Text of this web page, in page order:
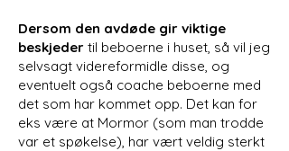
Dersom den avdøde gir viktige
beskjeder til beboerne i huset, så vil jeg
selvsagt videreformidle disse, og
eventuelt også coache beboerne med
det som har kommet opp. Det kan for
eks være at Mormor (som man trodde
var et spøkelse), har vært veldig sterkt